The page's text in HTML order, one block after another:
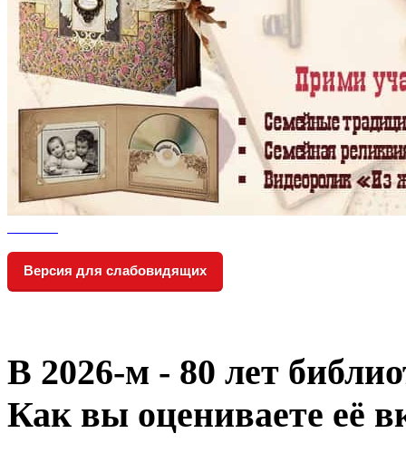
Версия для слабовидящих
В 2026‑м - 80 лет
Как вы оцениваете её